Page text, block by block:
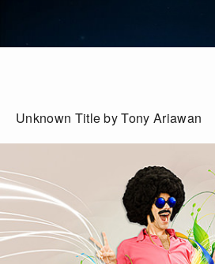
Unknown Title by Tony Ariawan